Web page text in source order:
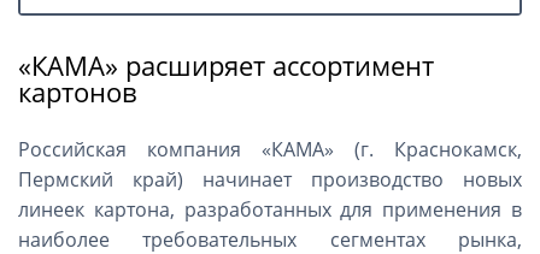
«КАМА» расширяет ассортимент
картонов
Российская компания «КАМА» (г. Краснокамск,
Пермский край) начинает производство новых
линеек картона, разработанных для применения в
наиболее требовательных сегментах рынка,